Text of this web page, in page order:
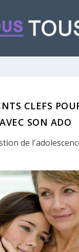
CLEFS
AVEC SON ADO
de